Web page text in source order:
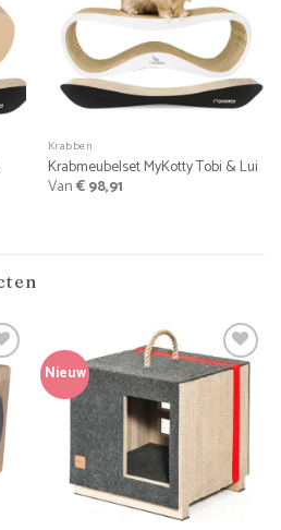
Krabben
Krabmeubelset MyKotty Tobi & Lui
Van€98,91
Nieuw